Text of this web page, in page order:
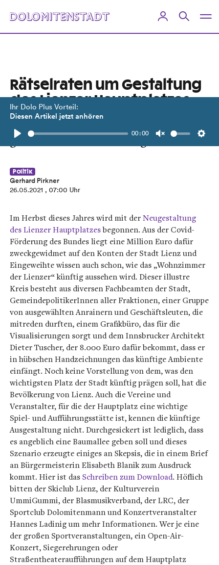
Ihr Dolo Plus Vorteil:
Diesen Artikel jetzt anhören
Play
00:00
Unmute
Rätselraten um Gestaltung
des Lienzer Hauptplatzes
Mehrere Veranstalter fragen: Werden
größere Events noch möglich sein?
Politik
Gerhard Pirkner
26.05.2021 , 07:00 Uhr
Im Herbst dieses Jahres wird mit derNeugestaltung
des Lienzer Hauptplatzesbegonnen. Aus der Covid-
Förderung des Bundes liegt eine Million Euro dafür
zweckgewidmet auf den Konten der Stadt Lienz und
Eingeweihte wissen auch schon, wie das „Wohnzimmer
der Lienzer“ künftig aussehen wird. Dieser illustre
Kreis besteht aus diversen Fachbeamten der Stadt,
GemeindepolitikerInnen aller Fraktionen, einer Gruppe
von ausgewählten Anrainern und Geschäftsleuten, die
mitreden durften, einem Grafikbüro, das für die
Visualisierungen sorgt und dem Innsbrucker Architekt
Dieter Tuscher, der 8.000 Euro dafür bekommt, dass er
in hübschen Handzeichnungen das künftige Ambiente
einfängt. Noch keine Vorstellung von dem, was den
wichtigsten Platz der Stadt künftig prägen soll, hat die
Bevölkerung von Lienz. Auch die Vereine und
Veranstalter, für die der Hauptplatz eine wichtige
Spiel- und Aufführungsstätte ist, kennen die künftige
Ausgestaltung nicht. Durchgesickert ist lediglich, dass
es angeblich eine Baumallee geben soll und dieses
Szenario erzeugte einiges an Skepsis, die in einem Brief
an Bürgermeisterin Elisabeth Blanik zum Ausdruck
kommt. Hier ist dasSchreiben zum Download. Höflich
bitten der Skiclub Lienz, der Kulturverein
UmmiGummi, der Blasmusikverband, der LRC, der
Sportclub Dolomitenmann und Konzertveranstalter
Hannes Ladinig um mehr Informationen. Wer je eine
der großen Sportveranstaltungen, ein Open-Air-
Konzert, Siegerehrungen oder
Straßentheateraufführungen auf dem Hauptplatz